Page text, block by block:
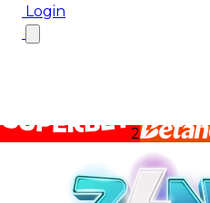
Login
2